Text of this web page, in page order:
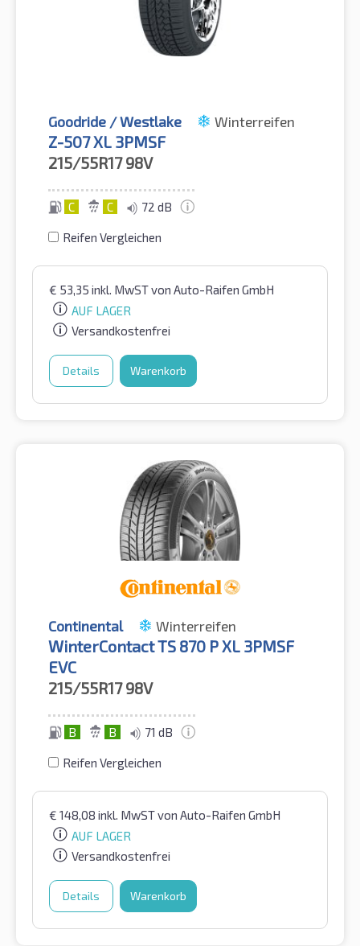
Goodride / Westlake Winterreifen
Z-507 XL 3PMSF
215/55R17 98V
C C 72 dB
Reifen Vergleichen
€ 53,35 inkl. MwSTvon Auto-Raifen GmbH
AUF LAGER
Versandkostenfrei
Details Warenkorb
Continental Winterreifen
WinterContact TS 870 P XL 3PMSF
EVC
215/55R17 98V
B B 71 dB
Reifen Vergleichen
€ 148,08 inkl. MwSTvon Auto-Raifen GmbH
AUF LAGER
Versandkostenfrei
Details Warenkorb